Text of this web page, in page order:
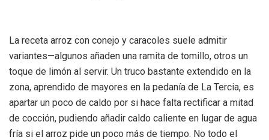
La receta arroz con conejo y caracoles suele admitir
variantes—algunos añaden una ramita de tomillo, otros un
toque de limón al servir. Un truco bastante extendido en la
zona, aprendido de mayores en la pedanía de La Tercia, es
apartar un poco de caldo por si hace falta rectificar a mitad
de cocción, pudiendo añadir caldo caliente en lugar de agua
fría si el arroz pide un poco más de tiempo. No todo el